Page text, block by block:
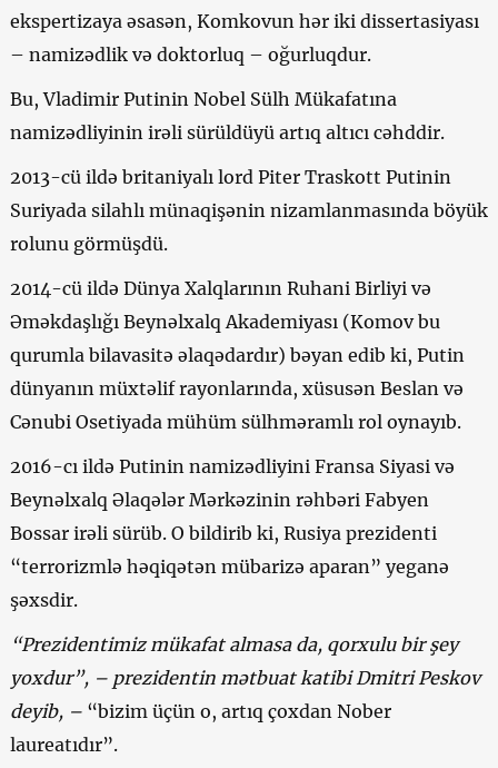
ekspertizaya əsasən, Komkovun hər iki dissertasiyası
– namizədlik və doktorluq – oğurluqdur.
Bu, Vladimir Putinin Nobel Sülh Mükafatına
namizədliyinin irəli sürüldüyü artıq altıcı cəhddir.
2013-cü ildə britaniyalı lord Piter Traskott Putinin
Suriyada silahlı münaqişənin nizamlanmasında böyük
rolunu görmüşdü.
2014-cü ildə Dünya Xalqlarının Ruhani Birliyi və
Əməkdaşlığı Beynəlxalq Akademiyası (Komov bu
qurumla bilavasitə əlaqədardır) bəyan edib ki, Putin
dünyanın müxtəlif rayonlarında, xüsusən Beslan və
Cənubi Osetiyada mühüm sülhməramlı rol oynayıb.
2016-cı ildə Putinin namizədliyini Fransa Siyasi və
Beynəlxalq Əlaqələr Mərkəzinin rəhbəri Fabyen
Bossar irəli sürüb. O bildirib ki, Rusiya prezidenti
“terrorizmlə həqiqətən mübarizə aparan” yeganə
şəxsdir.
“Prezidentimiz mükafat almasa da, qorxulu bir şey
yoxdur”, – prezidentin mətbuat katibi Dmitri Peskov
deyib, –“bizim üçün o, artıq çoxdan Nober
laureatıdır”.